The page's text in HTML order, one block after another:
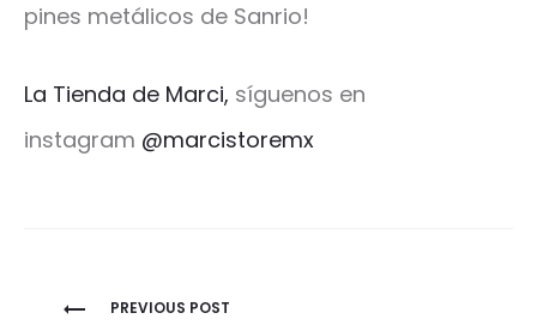
pines metálicos de Sanrio!
La Tienda de Marci, síguenos en
instagram @marcistoremx
Navegación
PREVIOUS POST